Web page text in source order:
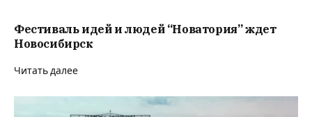
Фестиваль идей и людей “Новатория” ждет
Новосибирск
Читать далее